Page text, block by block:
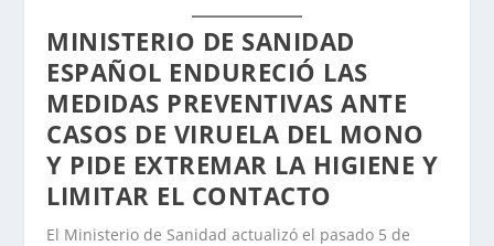
MINISTERIO DE SANIDAD
ESPAÑOL ENDURECIÓ LAS
MEDIDAS PREVENTIVAS ANTE
CASOS DE VIRUELA DEL MONO
Y PIDE EXTREMAR LA HIGIENE Y
LIMITAR EL CONTACTO
El Ministerio de Sanidad actualizó el pasado 5 de